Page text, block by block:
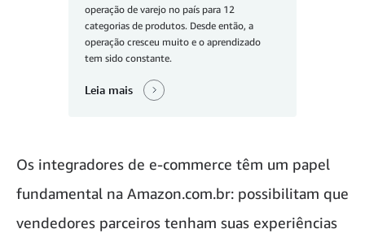
operação de varejo no país para 12
categorias de produtos. Desde então, a
operação cresceu muito e o aprendizado
tem sido constante.
Leia mais
Os integradores de e-commerce têm um papel
fundamental na Amazon.com.br: possibilitam que
vendedores parceiros tenham suas experiências